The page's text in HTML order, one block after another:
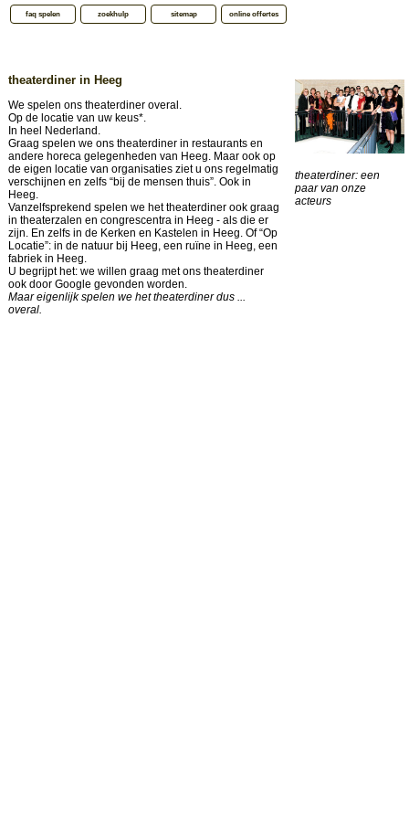
faq spelen zoekhulp sitemap online offertes
theaterdiner in Heeg
We spelen ons theaterdiner overal.
Op de locatie van uw keus*.
In heel Nederland.
Graag spelen we ons theaterdiner in restaurants en
andere horeca gelegenheden van Heeg. Maar ook op
de eigen locatie van organisaties ziet u ons regelmatig
verschijnen en zelfs “bij de mensen thuis”. Ook in
Heeg.
Vanzelfsprekend spelen we het theaterdiner ook graag
in theaterzalen en congrescentra in Heeg - als die er
zijn. En zelfs in de Kerken en Kastelen in Heeg. Of “Op
Locatie”: in de natuur bij Heeg, een ruïne in Heeg, een
fabriek in Heeg.
U begrijpt het: we willen graag met ons theaterdiner
ook door Google gevonden worden.
Maar eigenlijk spelen we het theaterdiner dus ...
overal.
theaterdiner: een
paar van onze
acteurs